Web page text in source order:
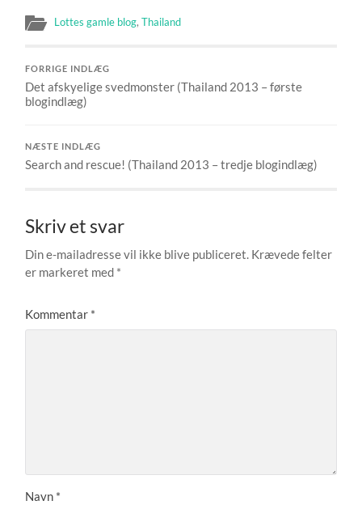
Lottes gamle blog,Thailand
FORRIGE INDLÆG
Det afskyelige svedmonster (Thailand 2013 – første
blogindlæg)
NÆSTE INDLÆG
Search and rescue! (Thailand 2013 – tredje blogindlæg)
Skriv et svar
Din e-mailadresse vil ikke blive publiceret. Krævede felter
er markeret med *
Kommentar *
Navn *